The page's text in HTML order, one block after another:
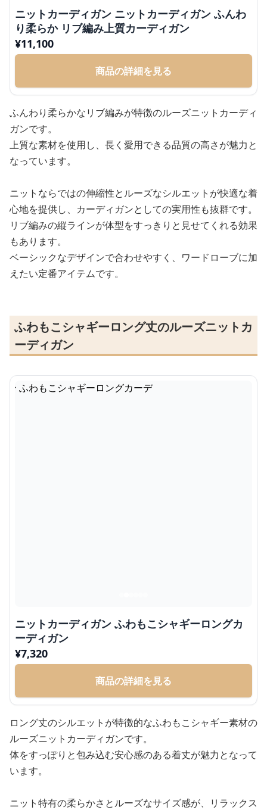
ニットカーディガン ニットカーディガン ふんわ
り柔らか リブ編み上質カーディガン
¥11,100
商品の詳細を見る
ふんわり柔らかなリブ編みが特徴のルーズニットカーディ
ガンです。
上質な素材を使用し、長く愛用できる品質の高さが魅力と
なっています。
ニットならではの伸縮性とルーズなシルエットが快適な着
心地を提供し、カーディガンとしての実用性も抜群です。
リブ編みの縦ラインが体型をすっきりと見せてくれる効果
もあります。
ベーシックなデザインで合わせやすく、ワードローブに加
えたい定番アイテムです。
ふわもこシャギーロング丈のルーズニットカ
ーディガン
ニットカーディガン ふわもこシャギーロングカ
ーディガン
¥7,320
商品の詳細を見る
ロング丈のシルエットが特徴的なふわもこシャギー素材の
ルーズニットカーディガンです。
体をすっぽりと包み込む安心感のある着丈が魅力となって
います。
ニット特有の柔らかさとルーズなサイズ感が、リラックス